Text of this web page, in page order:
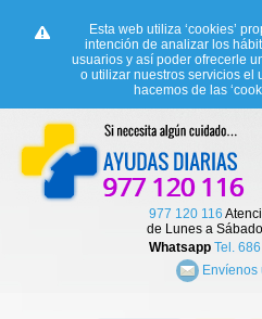
Esta web utiliza ‘cookies’
intención de analizar los
usuarios y así poder ofrecerle
o utilizar nuestros servicios el
hacemos de las
977 120 116
de Lunes a
Whatsapp Tel.
Envíenos